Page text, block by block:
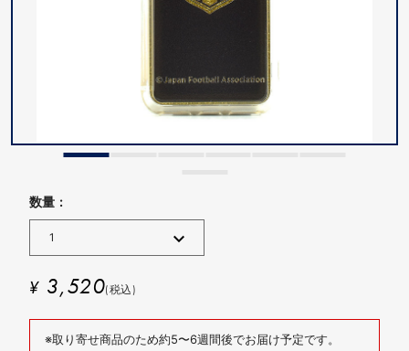
数量 :
¥ 3,520(税込)
※取り寄せ商品のため約5〜6週間後でお届け予定です。